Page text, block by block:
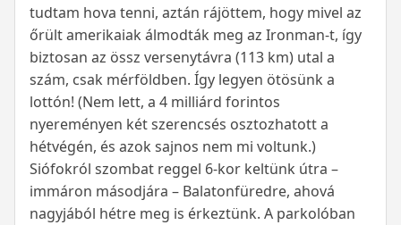
tudtam hova tenni, aztán rájöttem, hogy mivel az
őrült amerikaiak álmodták meg az Ironman-t, így
biztosan az össz versenytávra (113 km) utal a
szám, csak mérföldben. Így legyen ötösünk a
lottón! (Nem lett, a 4 milliárd forintos
nyereményen két szerencsés osztozhatott a
hétvégén, és azok sajnos nem mi voltunk.)
Siófokról szombat reggel 6-kor keltünk útra –
immáron másodjára – Balatonfüredre, ahová
nagyjából hétre meg is érkeztünk. A parkolóban